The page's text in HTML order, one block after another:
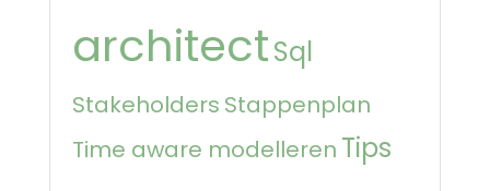
architectSql
Stakeholders Stappenplan
Time aware modelleren Tips